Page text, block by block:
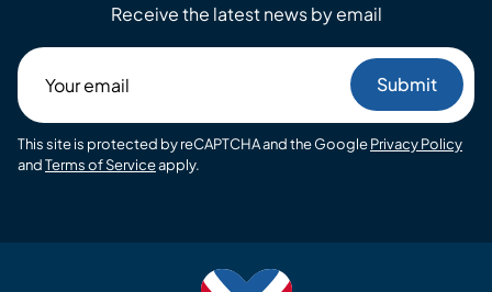
Receive the latest news by email
email
This site is protected by reCAPTCHA and the GooglePrivacy Policy
andTerms of Serviceapply.